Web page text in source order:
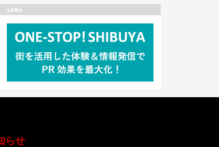
Links
らせ